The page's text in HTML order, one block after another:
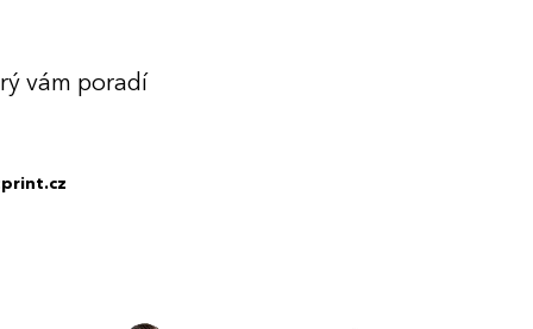
vám poradí